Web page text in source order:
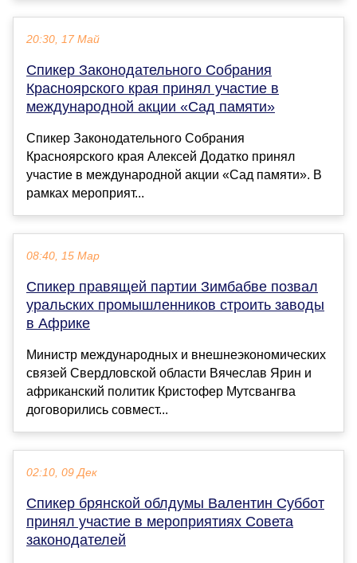
20:30, 17 Май
Спикер Законодательного Собрания
Красноярского края принял участие в
международной акции «Сад памяти»
Спикер Законодательного Собрания
Красноярского края Алексей Додатко принял
участие в международной акции «Сад памяти». В
рамках мероприят...
08:40, 15 Мар
Спикер правящей партии Зимбабве позвал
уральских промышленников строить заводы
в Африке
Министр международных и внешнеэкономических
связей Свердловской области Вячеслав Ярин и
африканский политик Кристофер Мутсвангва
договорились совмест...
02:10, 09 Дек
Спикер брянской облдумы Валентин Суббот
принял участие в мероприятиях Совета
законодателей